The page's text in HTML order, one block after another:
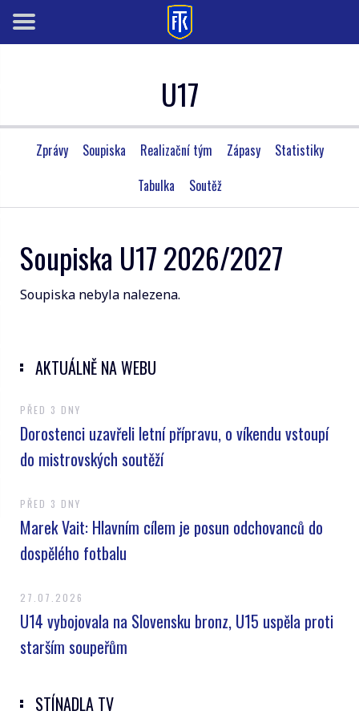
U17
Zprávy Soupiska Realizační tým Zápasy
Statistiky
Tabulka
Soutěž
Soupiska U17 2026/2027
Soupiska nebyla nalezena.
AKTUÁLNĚ NA WEBU
PŘED 3 DNY
Dorostenci uzavřeli letní přípravu, o víkendu vstoupí
do mistrovských soutěží
PŘED 3 DNY
Marek Vait: Hlavním cílem je posun odchovanců do
dospělého fotbalu
27.07.2026
U14 vybojovala na Slovensku bronz, U15 uspěla proti
starším soupeřům
STÍNADLA TV